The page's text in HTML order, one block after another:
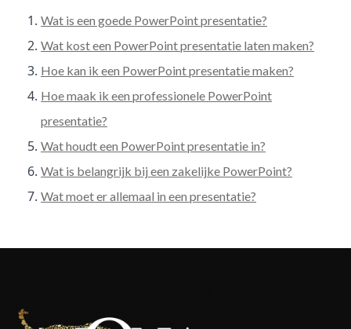
Wat is een goede PowerPoint presentatie?
Wat kost een PowerPoint presentatie laten maken?
Hoe kan ik een PowerPoint presentatie maken?
Hoe maak ik een professionele PowerPoint
presentatie?
Wat houdt een PowerPoint presentatie in?
Wat is belangrijk bij een zakelijke PowerPoint?
Wat moet er allemaal in een presentatie?